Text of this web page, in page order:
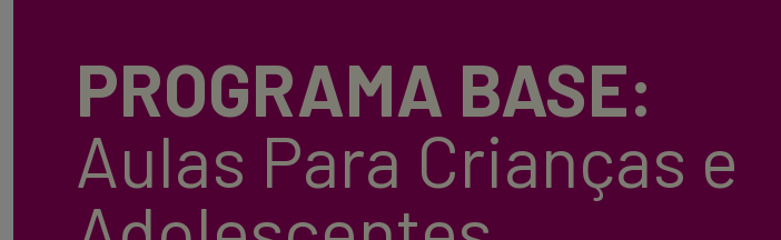
PROGRAMA BASE:
Aulas Para Crianças e